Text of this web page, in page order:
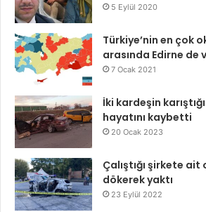
5 Eylül 2020
Türkiye’nin en çok
arasında Edirne de
7 Ocak 2021
İki kardeşin
hayatını kaybetti
20 Ocak 2023
Çalıştığı şirkete
dökerek yaktı
23 Eylül 2022